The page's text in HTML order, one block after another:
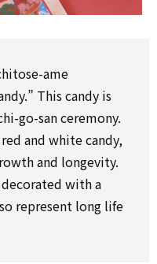
ame
This candy is
go-san ceremony.
and white candy,
and longevity.
witha
represent long life